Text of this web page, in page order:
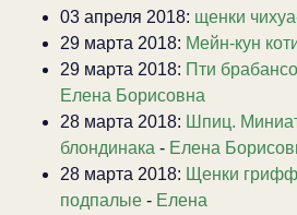
03 апреля 2018: щенки
29 марта 2018: Мейн-кун
29 марта 2018: Пти
Елена Борисовна
28 марта 2018: Шпиц.
блондинака - Елена
28 марта 2018: Щенки
подпалые - Елена